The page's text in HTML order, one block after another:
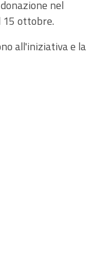
nel
15 ottobre.
all'iniziativa e la